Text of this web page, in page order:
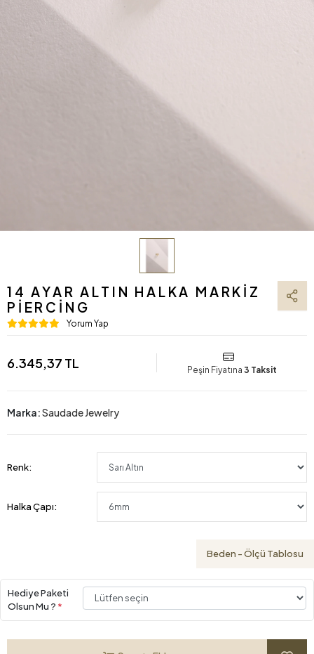
14 AYAR ALTIN HALKA MARKIZ
PIERCING
Yorum Yap
6.345,37 TL Peşin Fiyatına 3 Taksit
Marka:Saudade Jewelry
Renk:
Halka Çapı:
Beden - Ölçü Tablosu
Hediye Paketi
Olsun Mu ? *